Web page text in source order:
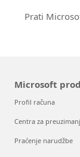
Prati
Microsoft
Profil računa
Centra za
Praćenje narudžbe